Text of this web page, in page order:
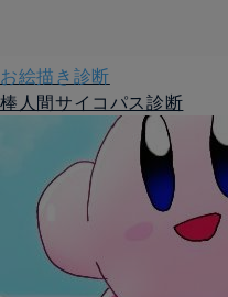
お絵描き診断
棒人間サイコパス診断